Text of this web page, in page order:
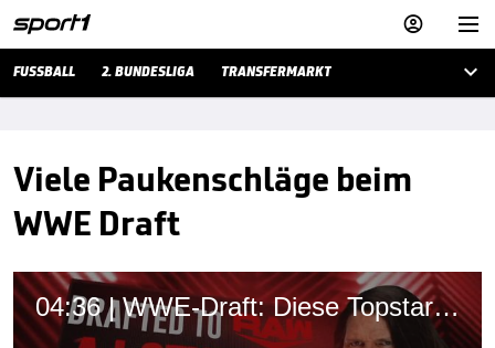


FUSSBALL 2. BUNDESLIGA TRANSFERMARKT 
Viele Paukenschläge beim
WWE Draft
04:36 | WWE-Draft: Diese Topstars wechseln